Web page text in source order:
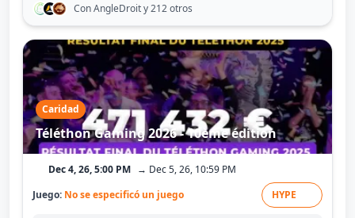
Con AngleDroity 212 otros
Caridad
Téléthon Gaming 2026 - 10ème édition
Dec 4, 26, 5:00 PM → Dec 5, 26, 10:59 PM
Juego: No se especificó un juego HYPE